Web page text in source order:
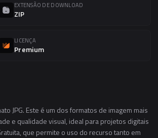
EXTENSÃO DE DOWNLOAD
ZIP
LICENÇA
Premium
JPG. Este é um dos formatos de imagem mais
e qualidade visual, ideal para projetos digitais
que permite o uso do recurso tanto em